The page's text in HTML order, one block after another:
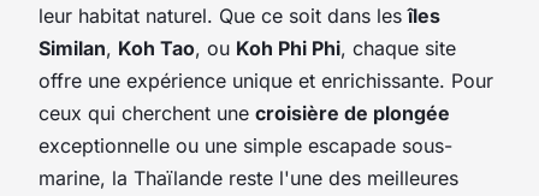
leur habitat naturel. Que ce soit dans lesîles
Similan, Koh Tao, ou Koh Phi Phi, chaque site
offre une expérience unique et enrichissante. Pour
ceux qui cherchent une croisière de plongée
exceptionnelle ou une simple escapade sous-
marine, la Thaïlande reste l'une des meilleures